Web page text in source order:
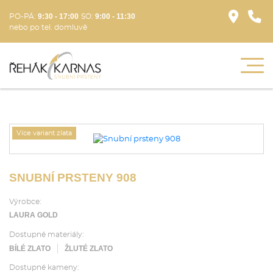
PO-PÁ: 9:30 - 17:00 SO: 9:00 - 11:30
nebo po tel. domluvě
Více variant zlata
SNUBNÍ PRSTENY 908
Výrobce:
LAURA GOLD
Dostupné materiály:
BÍLÉ ZLATO ŽLUTÉ ZLATO
Dostupné kameny: